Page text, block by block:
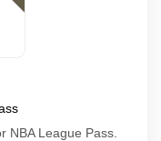
NBA League Pass.